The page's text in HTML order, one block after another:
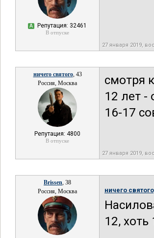
А Репутация: 32461
В отпуске
27 января 2019,
ничего святого, 43
Россия, Москва
Репутация: 4800
В отпуске
смотря
12 лет -
16-17
27 января 2019,
Brissen, 38
Россия, Москва
ничего
12, хоть